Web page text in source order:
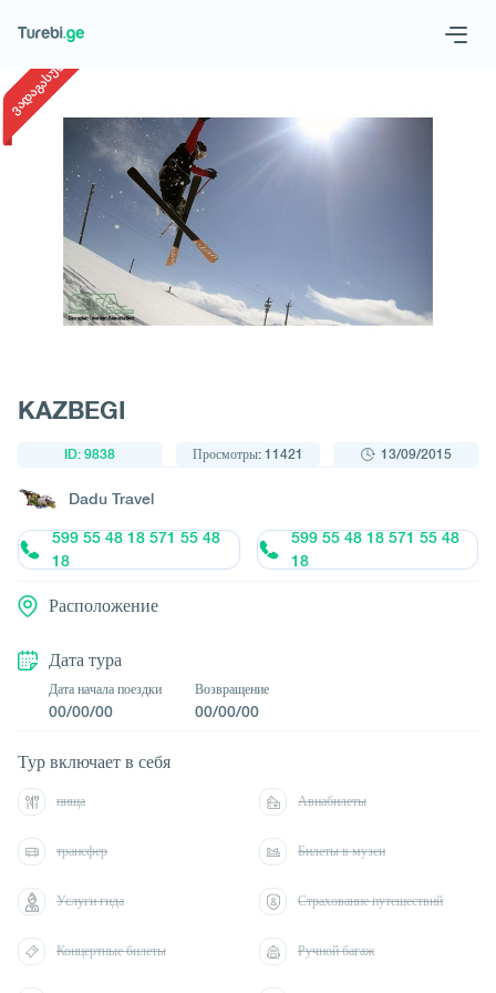
Запросить тур
ვადაგასული
KAZBEGI
ID: 9838 Просмотры: 11421 13/09/2015
Dadu Travel
599 55 48 18 571 55 48
18
599 55 48 18 571 55 48
18
Расположение
Дата тура
Дата начала поездки
00/00/00
Возвращение
00/00/00
Тур включает в себя
пища Авиабилеты
трансфер Билеты в музеи
Услуги гида Страхование путешествий
Концертные билеты Ручной багаж